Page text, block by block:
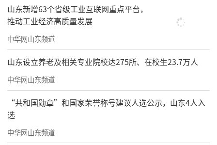
双方举行优秀传统文化传承共建签约仪
式，仪式由王万里主持。与会人员就共建活动
的主题及内容进行交流，对学生群体积极反响
进行反馈，对落实措施达成共识。山东省儒学
发展促进会与山东工程职业技术大学共同签署
优秀传统文化传承共建协议书。
手共进，以优秀传统文化传承活动为起点，创
山东新增63个省级工业互联网重点平台，
推动工业经济高质量发展
中华网山东频道
山东设立养老及相关专业院校达275所、在校生23.7万人
中华网山东频道
“共和国勋章”和国家荣誉称号建议人选公示，山东4人入
选
中华网山东频道